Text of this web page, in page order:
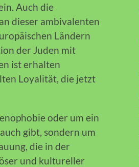
Auch die
dieser ambivalenten
Ländern
der Juden mit
ist erhalten
Loyalität, die jetzt
oder um ein
gibt, sondern um
die in der
und kultureller